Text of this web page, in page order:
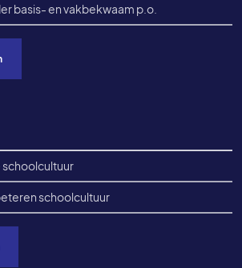
schoolcultuur
schoolcultuur
basis- en vakbekwaam p.o.